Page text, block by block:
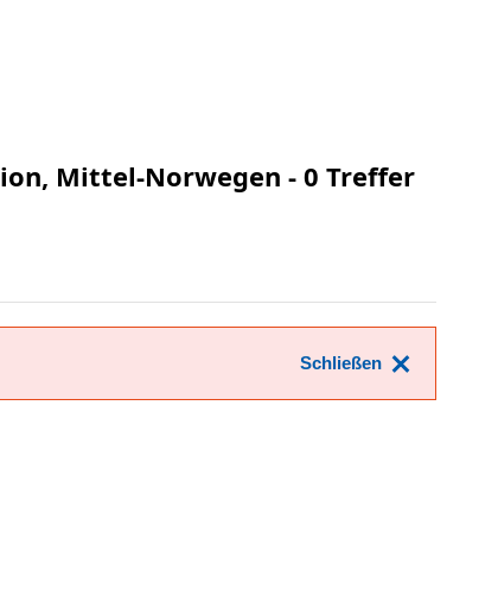
Mittel-Norwegen - 0 Treffer
Schließen